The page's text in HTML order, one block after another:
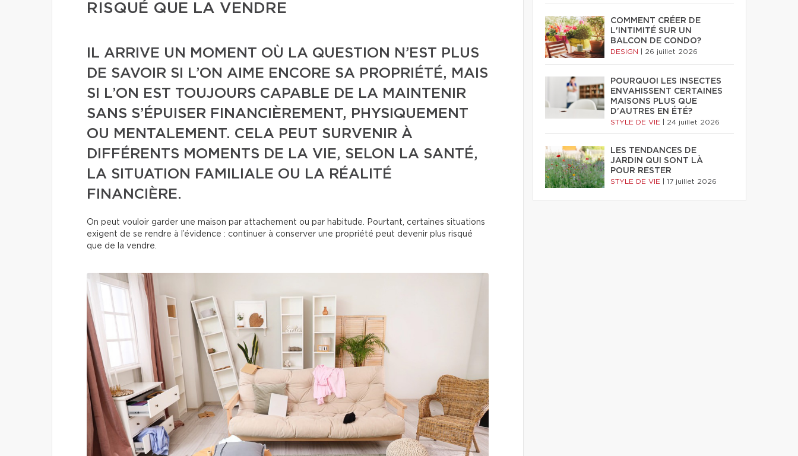
RISQUÉ QUE LA VENDRE
IL ARRIVE UN MOMENT OÙ LA QUESTION N’EST PLUS
DE SAVOIR SI L’ON AIME ENCORE SA PROPRIÉTÉ, MAIS
SI L’ON EST TOUJOURS CAPABLE DE LA MAINTENIR
SANS S’ÉPUISER FINANCIÈREMENT, PHYSIQUEMENT
OU MENTALEMENT. CELA PEUT SURVENIR À
DIFFÉRENTS MOMENTS DE LA VIE, SELON LA SANTÉ,
LA SITUATION FAMILIALE OU LA RÉALITÉ
FINANCIÈRE.
On peut vouloir garder une maison par attachement ou par habitude. Pourtant, certaines situations
exigent de se rendre à l’évidence : continuer à conserver une propriété peut devenir plus risqué
que de la vendre.
COMMENT CRÉER DE
L'INTIMITÉ SUR UN
BALCON DE CONDO?
DESIGN 26 juillet 2026
POURQUOI LES INSECTES
ENVAHISSENT CERTAINES
MAISONS PLUS QUE
D'AUTRES EN ÉTÉ?
STYLE DE VIE 24 juillet 2026
LES TENDANCES DE
JARDIN QUI SONT LÀ
POUR RESTER
STYLE DE VIE 17 juillet 2026